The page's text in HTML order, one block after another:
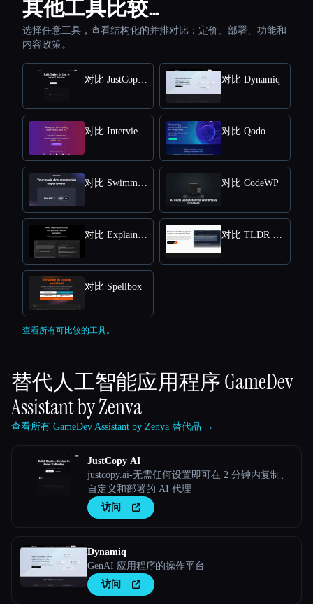
其他工具比较…
选择任意工具，查看结构化的并排对比：定价、部署、功能和
内容政策。
对比 JustCopy AI 对比 Dynamiq
对比 Interview Solver 对比 Qodo
对比 Swimm AI 对比 CodeWP
对比 ExplainDev 对比 TLDR - Jetbrains IDE Plugin
对比 Spellbox
查看所有可比较的工具。
替代人工智能应用程序GameDev
Assistant by Zenva
查看所有 GameDev Assistant by Zenva 替代品 →
JustCopy AI
justcopy.ai-无需任何设置即可在 2 分钟内复制、
自定义和部署的 AI 代理
访问
Dynamiq
GenAI 应用程序的操作平台
访问